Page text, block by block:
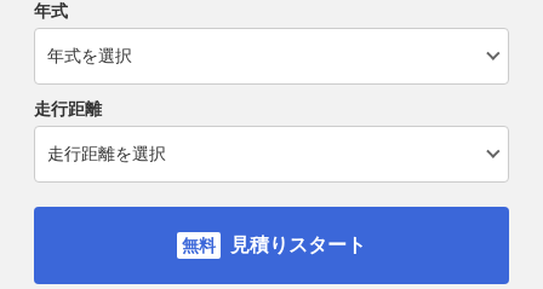
年式
走行距離
見積りスタート